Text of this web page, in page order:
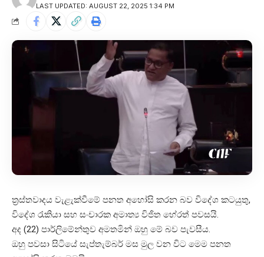
LAST UPDATED: AUGUST 22, 2025 1:34 PM
ත්‍රස්තවාදය වැළැක්වීමේ පනත අහෝසි කරන බව විදේශ කටයුතු,
විදේශ රැකියා සහ සංචාරක අමාත්‍ය විජිත හේරත් පවසයි.
අද (22) පාර්ලිමේන්තුව අමතමින් ඔහු මේ බව පැවසීය.
ඔහු පවසා සිටියේ සැප්තැම්බර් මස මුල වන විට මෙම පනත